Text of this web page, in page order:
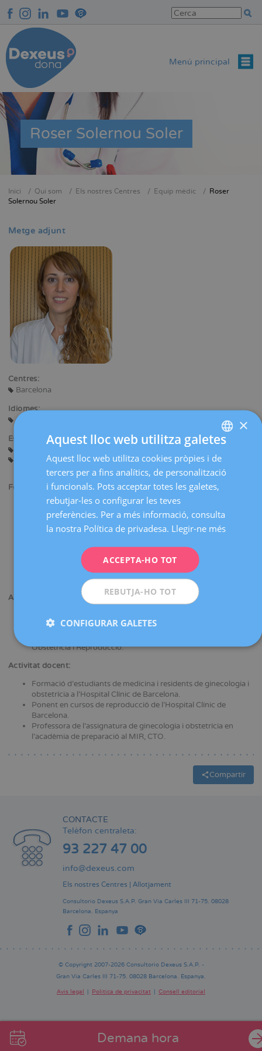
contingut
Menú principal
Roser Solernou Soler
Fil
Inici Qui som Els nostres Centres Equip mèdic
Roser
Solernou Soler
Metge adjunt
Centres:
Barcelona
Idiomes:
Castellà
Especialitats:
Estudi Integrat d'Esterilitat
Preservació de la Fertilitat
Técniques de Reproducció Assistida
Formació acadèmica:
Llicenciada en Medicina i Cirurgia per la Universitat Autònoma
de Barcelona. Hospital Vall Hebron.
Especialista en Ginecologia i Obstetrícia a l'Hospital Clínic de
Màster en Reproducció Humana per la Universitat
Complutense de Madrid - SEF.
Doctora en medicina amb tesi doctoral en baixa reserva
ovàrica per la Universitat de Barcelona.
Activitat científica:
Presentació de comunicacions i pòsters en congressos
Obstetrícia i Reproducció.
Activitat docent:
Formació d'estudiants de medicina i residents de ginecologia i
obstetrícia a l'Hospital Clínic de Barcelona.
Ponent en cursos de reproducció de l'Hospital Clínic de
Barcelona.
Professora de l'assignatura de ginecologia i obstetrícia en
l'acadèmia de preparació al MIR, CTO.
Demana hora
Compartir
CONTACTE
Telèfon centraleta:
93 227 47 00
info@dexeus.com
Els nostres Centres | Allotjament
Consultorio Dexeus S.A.P. Gran Via Carles III 71-75. 08028
Barcelona. Espanya
© Copyright 2007-2026 Consultorio Dexeus S.A.P. -
Gran Via Carles III 71-75. 08028 Barcelona. Espanya.
página
Avís legal Política de privacitat Consell editorial
SPANISH
CATALÀ
FRENCH
×
Aquest lloc web utilitza galetes
Aquest lloc web utilitza cookies pròpies i de
tercers per a fins analítics, de personalització
i funcionals. Pots acceptar totes les galetes,
rebutjar-les o configurar les teves
preferències. Per a més informació, consulta
la nostra Política de privadesa. Llegir-ne més
ACCEPTA-HO TOT
REBUTJA-HO TOT
CONFIGURAR GALETES